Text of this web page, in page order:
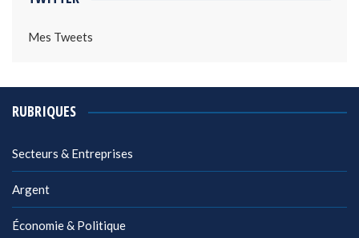
Mes Tweets
RUBRIQUES
Secteurs & Entreprises
Argent
Économie & Politique